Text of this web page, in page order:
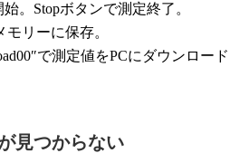
。Stopボタンで測定終了。
リーに保存。
で測定値をPCにダウンロード
見つからない